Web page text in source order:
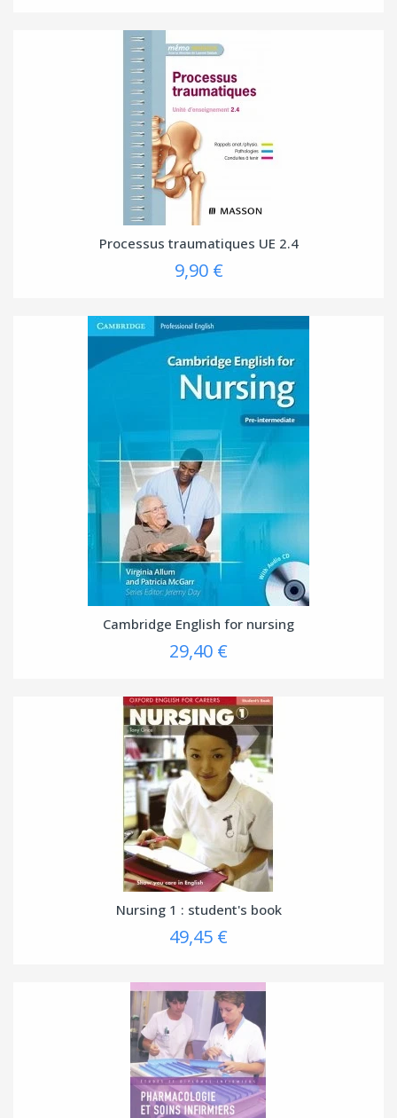
Processus traumatiques UE 2.4
9,90 €
Cambridge English for nursing
29,40 €
Nursing 1 : student's book
49,45 €